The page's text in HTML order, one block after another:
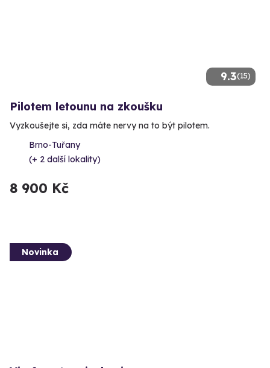
9.3(15)
Pilotem letounu na zkoušku
Vyzkoušejte si, zda máte nervy na to být pilotem.
Brno-Tuřany
(+ 2 další lokality)
8 900 Kč
Novinka